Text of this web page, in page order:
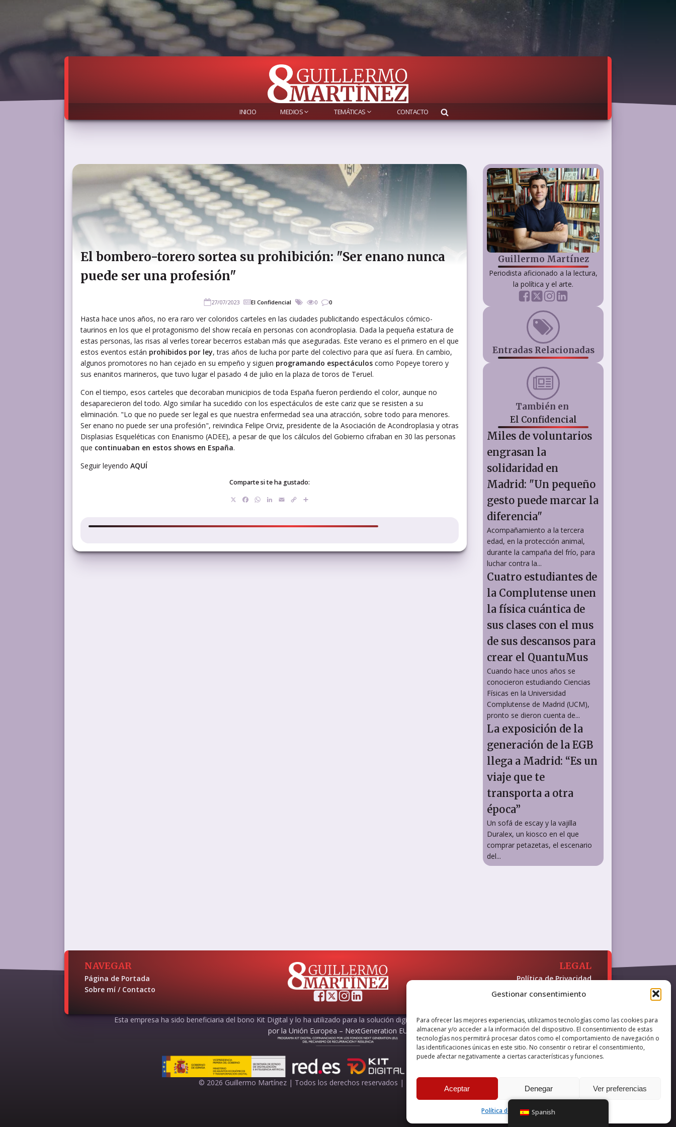
Gestionar consentimiento
Para ofrecer las mejores experiencias, utilizamos tecnologías como las cookies para
almacenar y/o acceder a la información del dispositivo. El consentimiento de estas
tecnologías nos permitirá procesar datos como el comportamiento de navegación o
las identificaciones únicas en este sitio. No consentir o retirar el consentimiento,
puede afectar negativamente a ciertas características y funciones.
Aceptar Denegar Ver preferencias
Política de cookiesPolítica de Privacidad
INICIO MEDIOS TEMÁTICAS CONTACTO
El bombero-torero sortea su prohibición: "Ser enano nunca
puede ser una profesión"
27/07/2023 El Confidencial 0 0
Hasta hace unos años, no era raro ver coloridos carteles en las ciudades publicitando espectáculos cómico-
taurinos en los que el protagonismo del show recaía en personas con acondroplasia. Dada la pequeña estatura de
estas personas, las risas al verles torear becerros estaban más que aseguradas. Este verano es el primero en el que
estos eventos están prohibidos por ley, tras años de lucha por parte del colectivo para que así fuera. En cambio,
algunos promotores no han cejado en su empeño y siguen programando espectáculos como Popeye torero y
sus enanitos marineros, que tuvo lugar el pasado 4 de julio en la plaza de toros de Teruel.
Con el tiempo, esos carteles que decoraban municipios de toda España fueron perdiendo el color, aunque no
desaparecieron del todo. Algo similar ha sucedido con los espectáculos de este cariz que se resisten a su
eliminación. "Lo que no puede ser legal es que nuestra enfermedad sea una atracción, sobre todo para menores.
Ser enano no puede ser una profesión", reivindica Felipe Orviz, presidente de la Asociación de Acondroplasia y otras
Displasias Esqueléticas con Enanismo (ADEE), a pesar de que los cálculos del Gobierno cifraban en 30 las personas
que continuaban en estos shows en España.
Seguir leyendo AQUÍ
Comparte si te ha gustado:
Facebook
WhatsApp
LinkedIn
EmailCopy
Guillermo Martínez
Periodista aficionado a la lectura,
la política y el arte.
Entradas Relacionadas
También en
El Confidencial
Miles de voluntarios
engrasan la
solidaridad en
Madrid: "Un pequeño
gesto puede marcar la
diferencia"
Acompañamiento a la tercera
edad, en la protección animal,
durante la campaña del frío, para
luchar contra la...
Cuatro estudiantes de
la Complutense unen
la física cuántica de
sus clases con el mus
de sus descansos para
crear el QuantuMus
Cuando hace unos años se
conocieron estudiando Ciencias
Físicas en la Universidad
Complutense de Madrid (UCM),
pronto se dieron cuenta de...
La exposición de la
generación de la EGB
llega a Madrid: “Es un
viaje que te
transporta a otra
época”
Un sofá de escay y la vajilla
Duralex, un kiosco en el que
comprar petazetas, el escenario
del...
NAVEGAR
Página de Portada
Sobre mí / Contacto
LEGAL
Política de Privacidad
Política de Cookies
Esta empresa ha sido beneficiaria del bono Kit Digital y lo ha utilizado para la solución digital: Sitio web y presencia en internet, financiado
por la Unión Europea – NextGeneration EU
© 2026 Guillermo Martínez | Todos los derechos reservados | Powered by
Spanish